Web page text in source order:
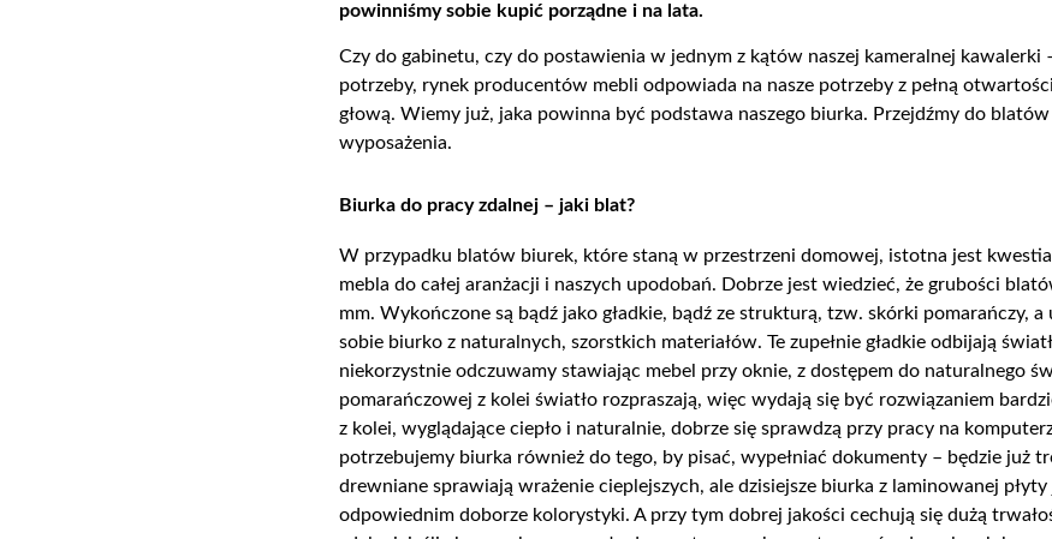
powinniśmy sobie kupić porządne i na lata.
Czy do gabinetu, czy do postawienia w jednym z kątów naszej kameralnej kawalerki
potrzeby, rynek producentów mebli odpowiada na nasze potrzeby z pełną
głową. Wiemy już, jaka powinna być podstawa naszego biurka. Przejdźmy do
wyposażenia.
Biurka do pracy zdalnej – jaki blat?
W przypadku blatów biurek, które staną w przestrzeni domowej, istotna jest
mebla do całej aranżacji i naszych upodobań. Dobrze jest wiedzieć, że grubości
mm. Wykończone są bądź jako gładkie, bądź ze strukturą, tzw. skórki pomarańczy, a
sobie biurko z naturalnych, szorstkich materiałów. Te zupełnie gładkie odbijają
niekorzystnie odczuwamy stawiając mebel przy oknie, z dostępem do naturalnego
pomarańczowej z kolei światło rozpraszają, więc wydają się być rozwiązaniem
z kolei, wyglądające ciepło i naturalnie, dobrze się sprawdzą przy pracy na
potrzebujemy biurka również do tego, by pisać, wypełniać dokumenty – będzie już
drewniane sprawiają wrażenie cieplejszych, ale dzisiejsze biurka z laminowanej płyty
odpowiednim doborze kolorystyki. A przy tym dobrej jakości cechują się dużą